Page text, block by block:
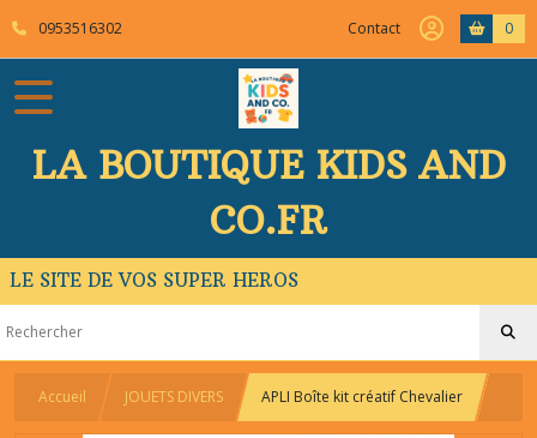
0953516302 Contact 0
LA BOUTIQUE KIDS AND
CO.FR
LE SITE DE VOS SUPER HEROS
Accueil JOUETS DIVERS APLI Boîte kit créatif Chevalier